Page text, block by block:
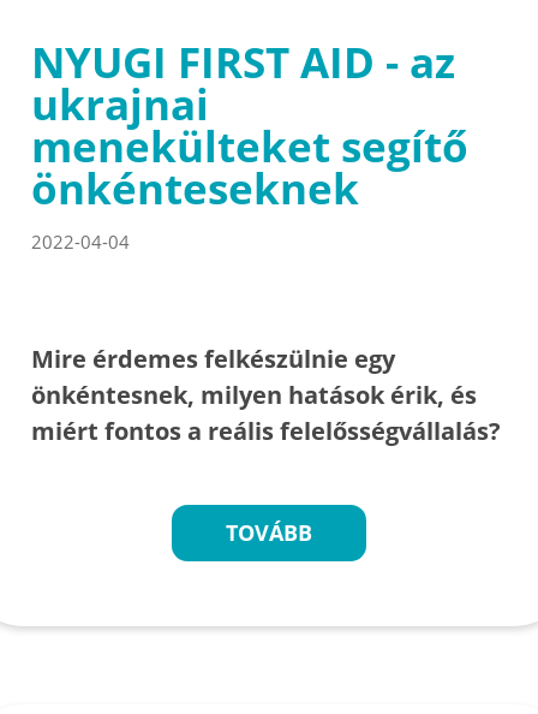
NYUGI FIRST AID - az
ukrajnai
menekülteket segítő
önkénteseknek
2022-04-04
Mire érdemes felkészülnie egy
önkéntesnek, milyen hatások érik, és
miért fontos a reális felelősségvállalás?
TOVÁBB